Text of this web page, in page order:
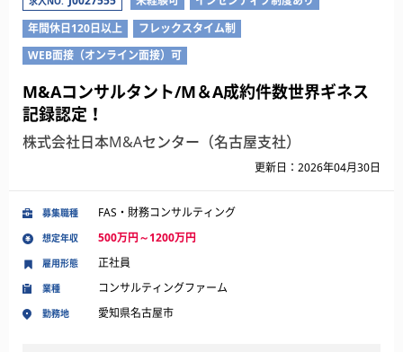
年間休日120日以上
フレックスタイム制
WEB面接（オンライン面接）可
M&Aコンサルタント/M＆A成約件数世界ギネス
記録認定！
株式会社日本M&Aセンター（名古屋支社）
更新日：2026年04月30日
募集職種 FAS・財務コンサルティング
想定年収 500万円～1200万円
業種 コンサルティングファーム
勤務地 愛知県名古屋市
雇用形態 正社員